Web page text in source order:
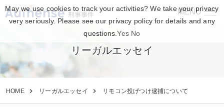
MENU
刑事事件
リーガルエッセイ
HOME リーガルエッセイ リモコン投げつけ逮捕について
May we use cookies to track your activities? We take your privacy
very seriously. Please see our privacy policy for details and any
questions.Yes No